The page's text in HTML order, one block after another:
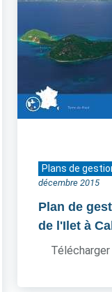
Plans de
décembre 2015
Plan de
de l'Ilet à